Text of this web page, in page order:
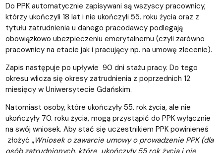
Do PPK automatycznie zapisywani są wszyscy pracownicy,
którzy ukończyli 18 lat i nie ukończyli 55. roku życia oraz z
tytułu zatrudnienia u danego pracodawcy podlegają
obowiązkowo ubezpieczeniu emerytalnemu (czyli zarówno
pracownicy na etacie jak i pracujący np. na umowę zlecenie).
Zapis następuje po upływie 90 dni stażu pracy. Do tego
okresu wlicza się okresy zatrudnienia z poprzednich 12
miesięcy w Uniwersytecie Gdańskim.
Natomiast osoby, które ukończyły 55. rok życia, ale nie
ukończyły 70. roku życia, mogą przystąpić do PPK wyłącznie
na swój wniosek. Aby stać się uczestnikiem PPK powinieneś
złożyć „Wniosek o zawarcie umowy o prowadzenie PPK (dla
osób zatrudnionych, które ukończyły 55 rok życia i nie